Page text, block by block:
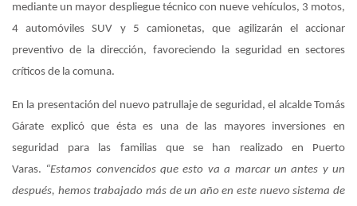
mediante un mayor despliegue técnico con nueve vehículos, 3 motos,
4 automóviles SUV y 5 camionetas, que agilizarán el accionar
preventivo de la dirección, favoreciendo la seguridad en sectores
críticos de la comuna.
En la presentación del nuevo patrullaje de seguridad, el alcalde Tomás
Gárate explicó que ésta es una de las mayores inversiones en
seguridad para las familias que se han realizado en Puerto
Varas. “Estamos convencidos que esto va a marcar un antes y un
después, hemos trabajado más de un año en este nuevo sistema de